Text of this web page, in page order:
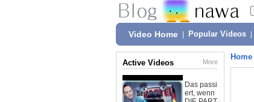
Video Home Popular Videos
Active Videos More
Das passi
ert, wenn
Home